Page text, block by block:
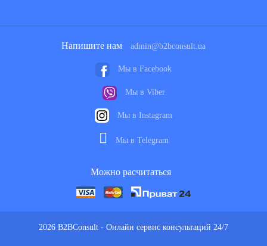
2026 B2BConsult - Онлайн сервис консультаций 24/7
Напишите нам admin@b2bconsult.ua
Мы в Facebook
Мы в Viber
Мы в Instagram
Мы в Telegram
Можно расчитаться